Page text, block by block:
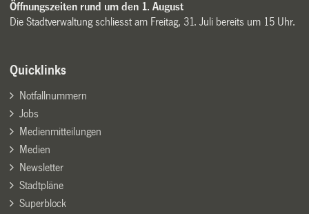
Öffnungszeiten rund um den 1. August
Die Stadtverwaltung schliesst am Freitag, 31. Juli bereits um 15 Uhr.
Quicklinks
Notfallnummern
Jobs
Medienmitteilungen
Medien
Newsletter
Stadtpläne
Superblock